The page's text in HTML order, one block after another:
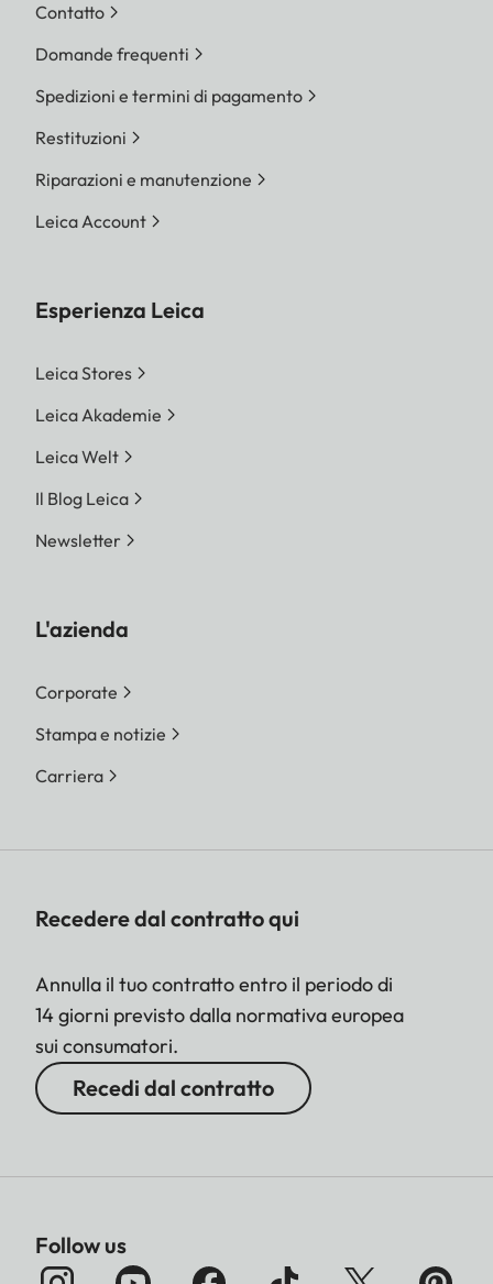
Contatto
Domande frequenti
Spedizioni e termini di pagamento
Restituzioni
Riparazioni e manutenzione
Leica Account
Esperienza Leica
Leica Stores
Leica Akademie
Leica Welt
Il Blog Leica
Newsletter
L'azienda
Corporate
Stampa e notizie
Carriera
Recedere dal contratto qui
Annulla il tuo contratto entro il periodo di
14 giorni previsto dalla normativa europea
sui consumatori.
Recedi dal contratto
Follow us